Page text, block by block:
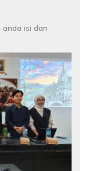
anda isi dan